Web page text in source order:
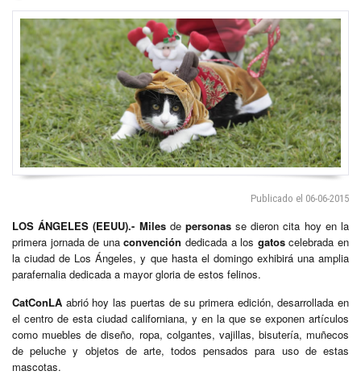
Publicado el 06-06-2015
LOS ÁNGELES (EEUU).- Milesde personasse dieron cita hoy en la
primera jornada de unaconvención dedicada a los gatoscelebrada en
la ciudad de Los Ángeles, y que hasta el domingo exhibirá una amplia
parafernalia dedicada a mayor gloria de estos felinos.
CatConLA abrió hoy las puertas de su primera edición, desarrollada en
el centro de esta ciudad californiana, y en la que se exponen artículos
como muebles de diseño, ropa, colgantes, vajillas, bisutería, muñecos
de peluche y objetos de arte, todos pensados para uso de estas
mascotas.